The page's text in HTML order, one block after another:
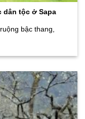
dân tộc ở Sapa
bậc thang,